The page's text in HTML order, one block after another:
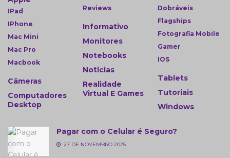
IPad
IPhone
Mac Mini
Mac Pro
Macbook
Câmeras
Computadores
Desktop
Reviews
Informativo
Monitores
Notebooks
Noticias
Realidade
Virtual E Games
Dobráveis
Flagships
Fotografia Mobile
Gamer
IOS
Tablets
Tutoriais
Windows
Pagar com o Celular é Seguro?
27 DE NOVEMBRO 2025